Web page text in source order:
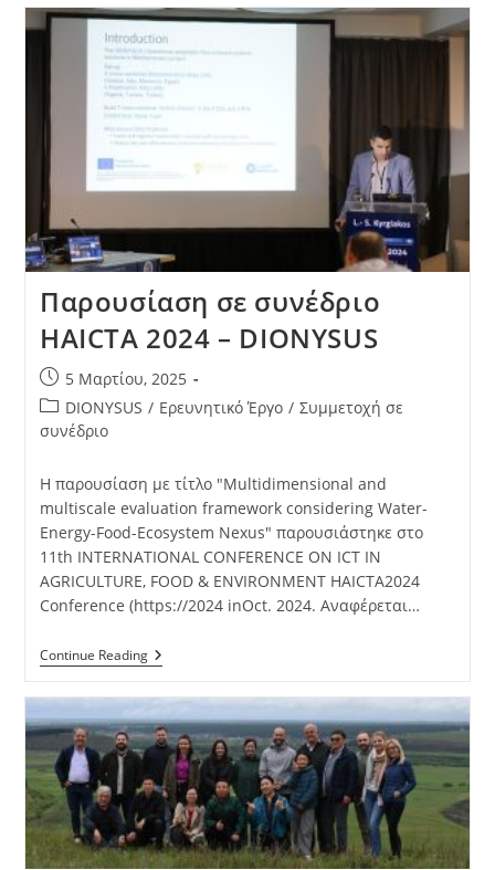
Παρουσίαση σε συνέδριο
HAICTA 2024 – DIONYSUS
5 Μαρτίου, 2025
DIONYSUS / Ερευνητικό Έργο / Συμμετοχή σε
συνέδριο
Η παρουσίαση με τίτλο "Multidimensional and
multiscale evaluation framework considering Water-
Energy-Food-Ecosystem Nexus" παρουσιάστηκε στο
11th INTERNATIONAL CONFERENCE ON ICT IN
AGRICULTURE, FOOD & ENVIRONMENT HAICTA2024
Conference (https://2024 inOct. 2024. Αναφέρεται…
Continue Reading